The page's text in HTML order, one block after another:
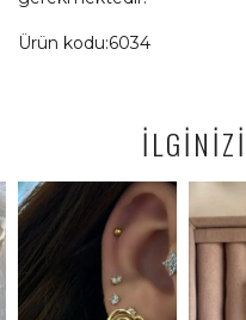
Ürün kodu:6034